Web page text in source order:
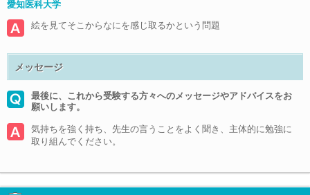
愛知医科大学
絵を見てそこからなにを感じ取るかという問題
メッセージ
最後に、これから受験する方々へのメッセージやアドバイスをお
願いします。
気持ちを強く持ち、先生の言うことをよく聞き、主体的に勉強に
取り組んでください。